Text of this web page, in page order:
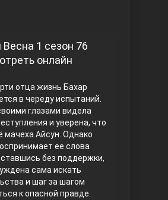
1 сезон 76
онлайн
отца жизнь Бахар
в череду испытаний.
глазами видела
и уверена, что
мачеха Айсун. Однако
ее слова
без поддержки,
сама искать
и шаг за шагом
к опасной правде.